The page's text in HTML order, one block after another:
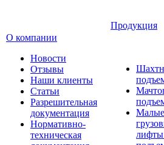
О компании
Новости
Отзывы
Наши клиенты
Статьи
Разрешительная
документация
Нормативно-
техническая
Продукция
Малые